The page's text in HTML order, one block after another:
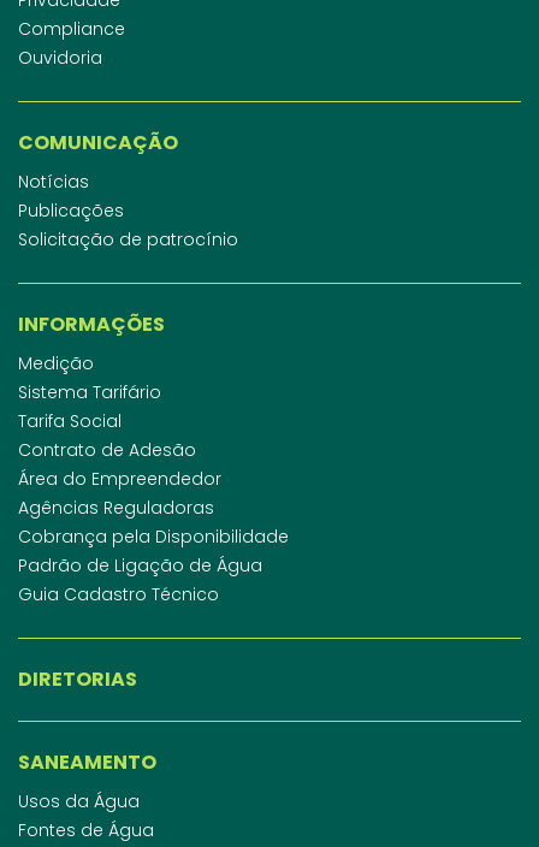
Compliance
Ouvidoria
COMUNICAÇÃO
Notícias
Publicações
Solicitação de patrocínio
INFORMAÇÕES
Medição
Sistema Tarifário
Tarifa Social
Contrato de Adesão
Área do Empreendedor
Agências Reguladoras
Cobrança pela Disponibilidade
Padrão de Ligação de Água
Guia Cadastro Técnico
DIRETORIAS
SANEAMENTO
Usos da Água
Fontes de Água